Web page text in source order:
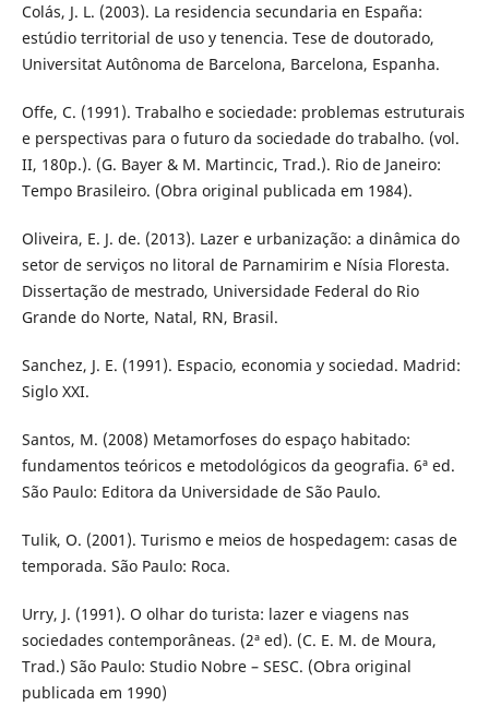
Colás, J. L. (2003). La residencia secundaria en España:
estúdio territorial de uso y tenencia. Tese de doutorado,
Universitat Autônoma de Barcelona, Barcelona, Espanha.
Offe, C. (1991). Trabalho e sociedade: problemas estruturais
e perspectivas para o futuro da sociedade do trabalho. (vol.
II, 180p.). (G. Bayer & M. Martincic, Trad.). Rio de Janeiro:
Tempo Brasileiro. (Obra original publicada em 1984).
Oliveira, E. J. de. (2013). Lazer e urbanização: a dinâmica do
setor de serviços no litoral de Parnamirim e Nísia Floresta.
Dissertação de mestrado, Universidade Federal do Rio
Grande do Norte, Natal, RN, Brasil.
Sanchez, J. E. (1991). Espacio, economia y sociedad. Madrid:
Siglo XXI.
Santos, M. (2008) Metamorfoses do espaço habitado:
fundamentos teóricos e metodológicos da geografia. 6ª ed.
São Paulo: Editora da Universidade de São Paulo.
Tulik, O. (2001). Turismo e meios de hospedagem: casas de
temporada. São Paulo: Roca.
Urry, J. (1991). O olhar do turista: lazer e viagens nas
sociedades contemporâneas. (2ª ed). (C. E. M. de Moura,
Trad.) São Paulo: Studio Nobre – SESC. (Obra original
publicada em 1990)